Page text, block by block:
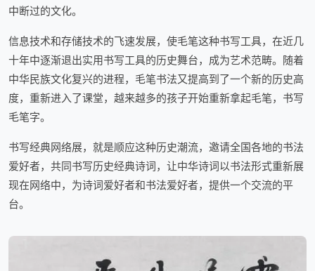
中断过的文化。
信息技术和存储技术的飞速发展，使毛笔这种书写工具，在近几
十年中逐渐退出实用书写工具的历史舞台，成为艺术范畴。随着
中华民族文化复兴的进程，毛笔书法又提高到了一个新的历史高
度，重新进入了课堂，越来越多的孩子开始重新拿起毛笔，书写
毛笔字。
书写经典网络展，就是顺应这种历史潮流，邀请全国各地的书法
爱好者，共同书写历史经典诗词，让中华诗词以书法形式重新展
现在网络中，为诗词爱好者和书法爱好者，提供一个交流的平
台。